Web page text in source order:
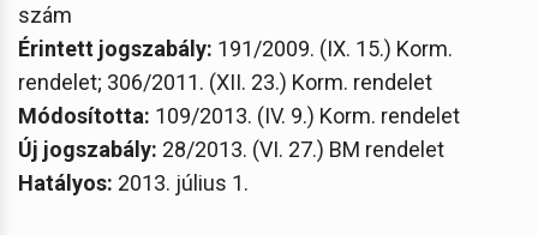
szám
Érintett jogszabály: 191/2009. (IX. 15.) Korm.
rendelet; 306/2011. (XII. 23.) Korm. rendelet
Módosította: 109/2013. (IV. 9.) Korm. rendelet
Új jogszabály: 28/2013. (VI. 27.) BM rendelet
Hatályos: 2013. július 1.